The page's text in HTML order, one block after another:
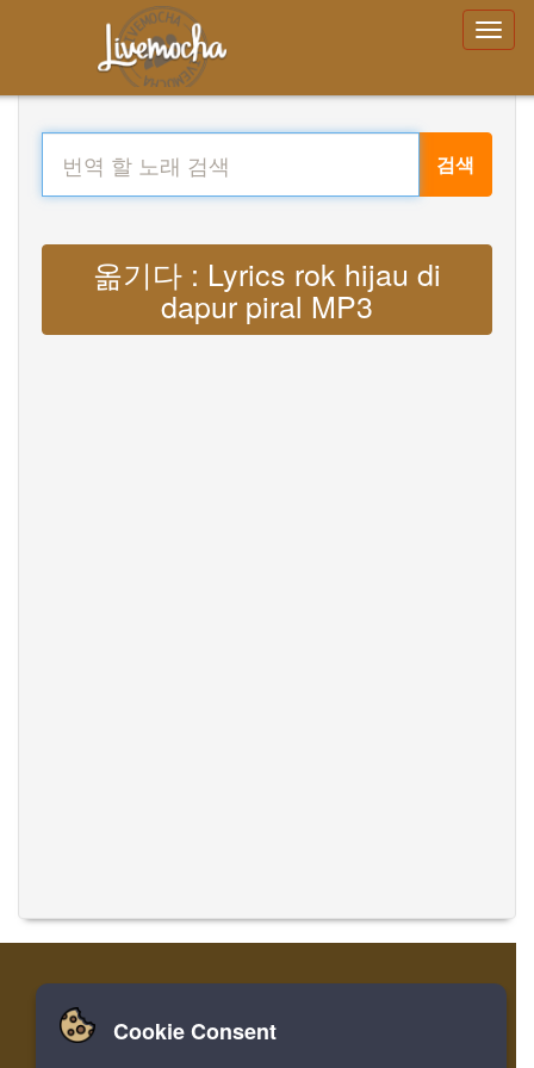
검색
옮기다 : Lyrics rok hijau di
dapur piral MP3
집 로그인 레지스터
Cookie Consent